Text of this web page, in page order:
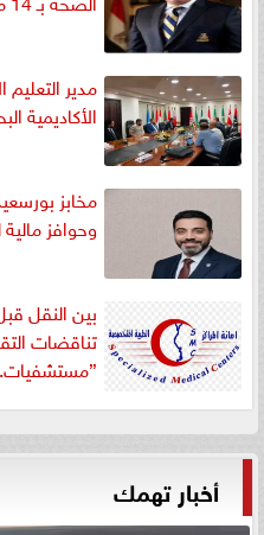
مدير التعليم
الأكاديمية
مخابز
وحوافز
بين النقل
تناقضات
أخبار تهمك